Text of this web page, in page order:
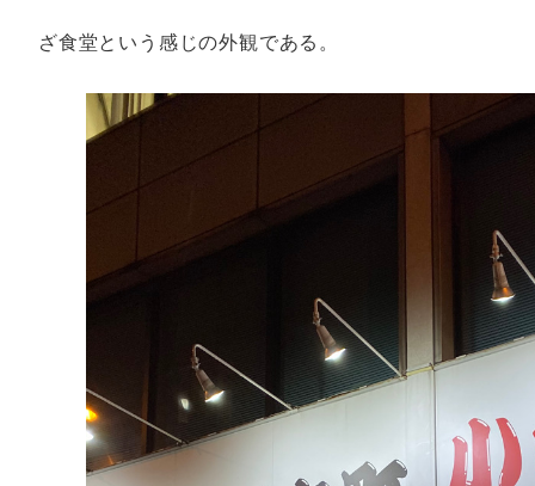
ざ食堂という感じの外観である。